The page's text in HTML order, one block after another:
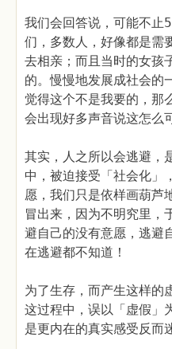
我们会回答说，可能不止
们，多数人，好像都是需
去相亲；而且当时的女孩
的。慢慢地发展成社会的
觉得这个不是我要的，那
会出现好多声音说这怎么
其实，人之所以会逃避，
中，被迫接受「社会化」
愿，我们只是依样画葫芦
冒出来，因为不明究里，
避自己的没有意愿，逃避
在逃避都不知道！
为了生存，而产生这样的
这过程中，误以「虚假」
是更内在的真实感受反而